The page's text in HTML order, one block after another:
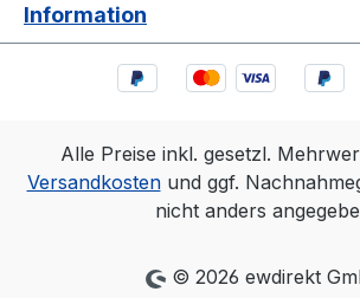
Information
Alle Preise inkl. gesetzl.
Versandkostenund ggf.
nicht anders
© 2026 ewdirekt